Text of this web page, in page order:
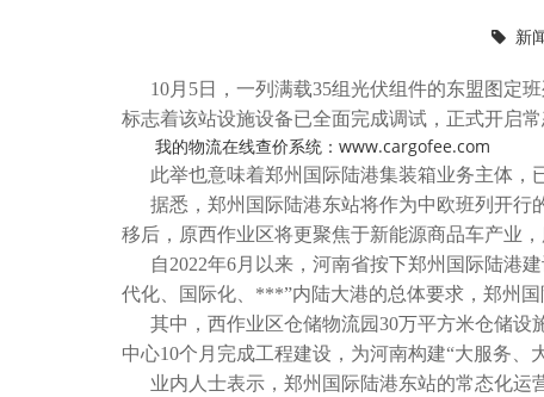
新
10月5日，一列满载35组光伏组件的东盟图定
标志着该站设施设备已全面完成调试，正式开启常
我的物流在线查价系统：www.cargofee.com
此举也意味着郑州国际陆港集装箱业务主体，
据悉，郑州国际陆港东站将作为中欧班列开
移后，原西作业区将更聚焦于新能源商品车产业
自2022年6月以来，河南省按下郑州国际陆港
代化、国际化、***”内陆大港的总体要求，郑州
其中，西作业区仓储物流园30万平方米仓储
中心10个月完成工程建设，为河南构建“大服务、
业内人士表示，郑州国际陆港东站的常态化运